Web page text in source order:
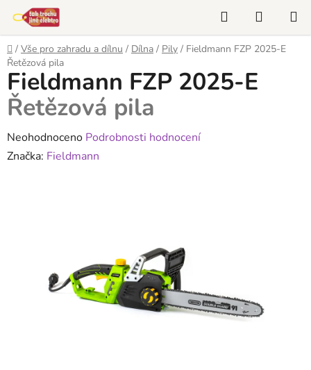
obsah
Hledat
KOŠÍK
Domů
/ Vše pro zahradu a dílnu / Dílna / Pily / Fieldmann FZP 2025-E
Řetězová pila
Fieldmann FZP 2025-E
Řetězová pila
Průměrné
hodnocení
Neohodnoceno Podrobnosti hodnocení
Značka: Fieldmann